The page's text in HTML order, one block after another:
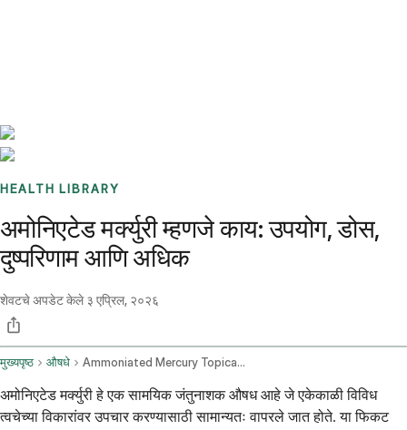
HEALTH LIBRARY
अमोनिएटेड मर्क्युरी म्हणजे काय: उपयोग, डोस,
दुष्परिणाम आणि अधिक
शेवटचे अपडेट केले ३ एप्रिल, २०२६
मुख्यपृष्ठ औषधे Ammoniated Mercury Topical Route
अमोनिएटेड मर्क्युरी हे एक सामयिक जंतुनाशक औषध आहे जे एकेकाळी विविध
त्वचेच्या विकारांवर उपचार करण्यासाठी सामान्यतः वापरले जात होते. या फिकट